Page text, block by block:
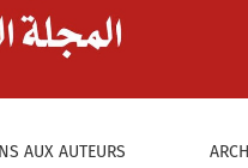
AUX AUTEURS